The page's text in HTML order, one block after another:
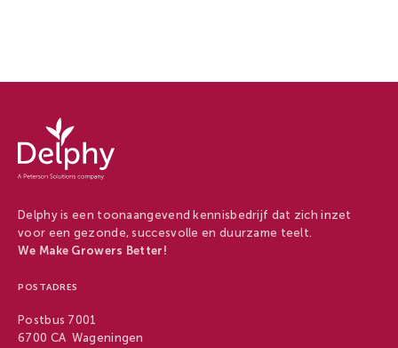
Delphy
-
Delphy
Delphy is een toonaangevend kennisbedrijf dat zich inzet
voor een gezonde, succesvolle en duurzame teelt.
We Make Growers Better!
POSTADRES
Postbus 7001
6700 CA Wageningen